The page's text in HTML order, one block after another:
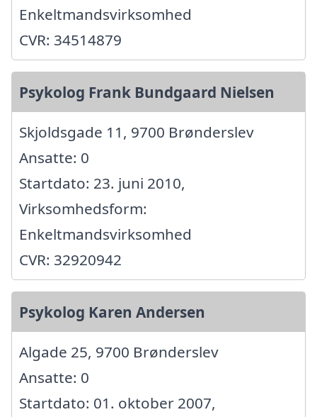
Enkeltmandsvirksomhed
CVR: 34514879
Psykolog Frank Bundgaard Nielsen
Skjoldsgade 11, 9700 Brønderslev
Ansatte: 0
Startdato: 23. juni 2010,
Virksomhedsform:
Enkeltmandsvirksomhed
CVR: 32920942
Psykolog Karen Andersen
Algade 25, 9700 Brønderslev
Ansatte: 0
Startdato: 01. oktober 2007,